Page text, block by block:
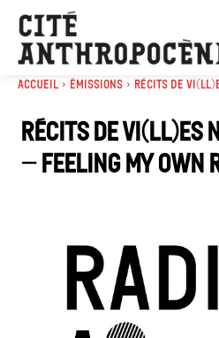
Accueil Émissions Récits de
Récits de vi(ll)es
– feeling my own